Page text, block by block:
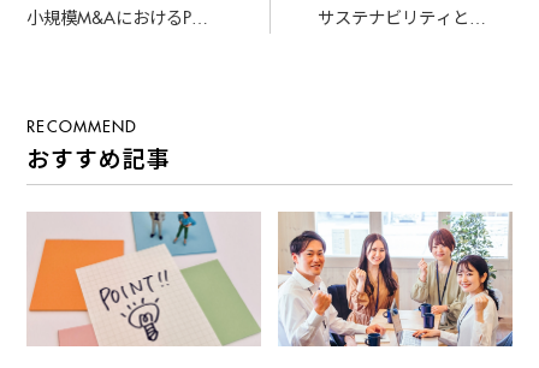
小規模M&AにおけるPMI サステナビリティと
RECOMMEND
おすすめ記事